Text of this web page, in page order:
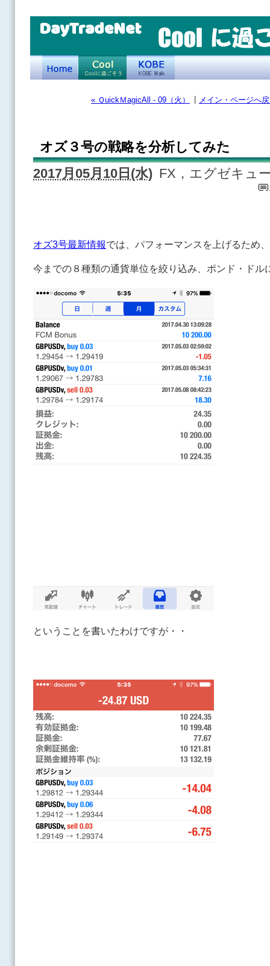
DayTradeNet
« ＱuickＭagicAll - 09（火） メイン・ページへ
オズ３号の戦略を分析してみた
2017月05月10日(水) FX，エグゼキュ
オズ3号最新情報では、パフォーマンスを上げるため
今までの８種類の通貨単位を絞り込み、ポンド・ドル
ということを書いたわけですが・・